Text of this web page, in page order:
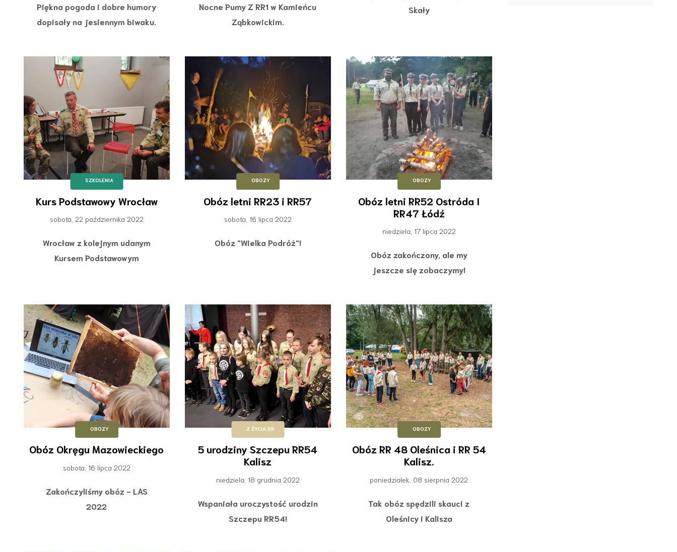
Piękna pogoda i dobre humory
dopisały na jesiennym biwaku.
Nocne Pumy Z RR1 w Kamieńcu
Ząbkowickim.
Skały
SZKOLENIA
Kurs Podstawowy Wrocław
sobota, 22 października 2022
Wrocław z kolejnym udanym
Kursem Podstawowym
OBOZY
Obóz letni RR23 i RR57
sobota, 16 lipca 2022
Obóz "Wielka Podróż"!
OBOZY
Obóz letni RR52 Ostróda I
RR47 Łódź
niedziela, 17 lipca 2022
Obóz zakończony, ale my
jeszcze się zobaczymy!
OBOZY
Obóz Okręgu Mazowieckiego
sobota, 16 lipca 2022
Zakończyliśmy obóz - LAS
2022
Z ŻYCIA RR
5 urodziny Szczepu RR54
Kalisz
niedziela, 18 grudnia 2022
Wspaniała uroczystość urodzin
Szczepu RR54!
OBOZY
Obóz RR 48 Oleśnica i RR 54
Kalisz.
poniedziałek, 08 sierpnia 2022
Tak obóz spędzili skauci z
Oleśnicy i Kalisza